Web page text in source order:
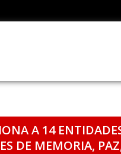
A 14
DE MEMORIA,